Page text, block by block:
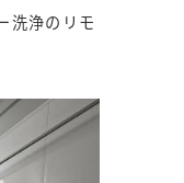
洗浄のリモ